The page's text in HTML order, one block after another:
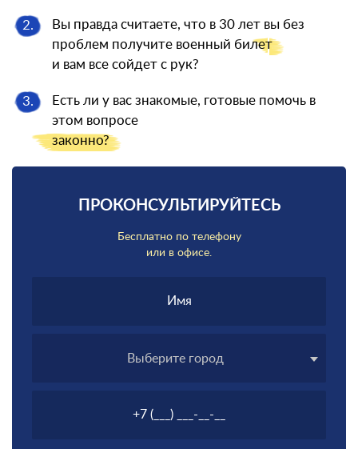
2.
Вы правда считаете, что в 30 лет вы без
проблем получите военный билет
и вам все сойдет с рук?
3.
Есть ли у вас знакомые, готовые помочь в
этом вопросе
законно?
ПРОКОНСУЛЬТИРУЙТЕСЬ
Бесплатно по телефону
или в офисе.
Выберите город